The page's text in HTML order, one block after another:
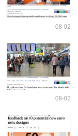
08-02
08-02